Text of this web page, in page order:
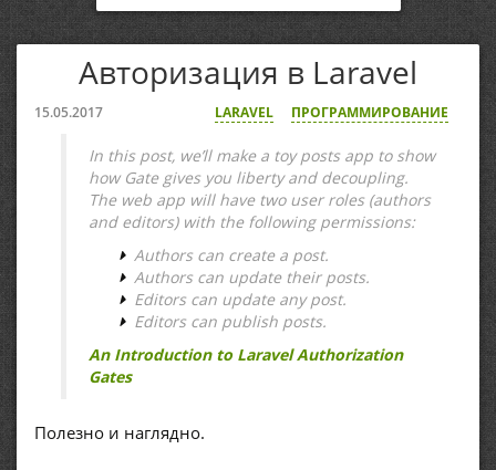
Авторизация в Laravel
15.05.2017 LARAVEL ПРОГРАММИРОВАНИЕ
In this post, we’ll make a toy posts app to show
how Gate gives you liberty and decoupling.
The web app will have two user roles (authors
and editors) with the following permissions:
Authors can create a post.
Authors can update their posts.
Editors can update any post.
Editors can publish posts.
An Introduction to Laravel Authorization
Gates
Полезно и наглядно.